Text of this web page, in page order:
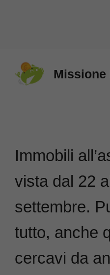
Missione
Immobili
vista dal 22
settembre.
tutto, anche
cercavi da